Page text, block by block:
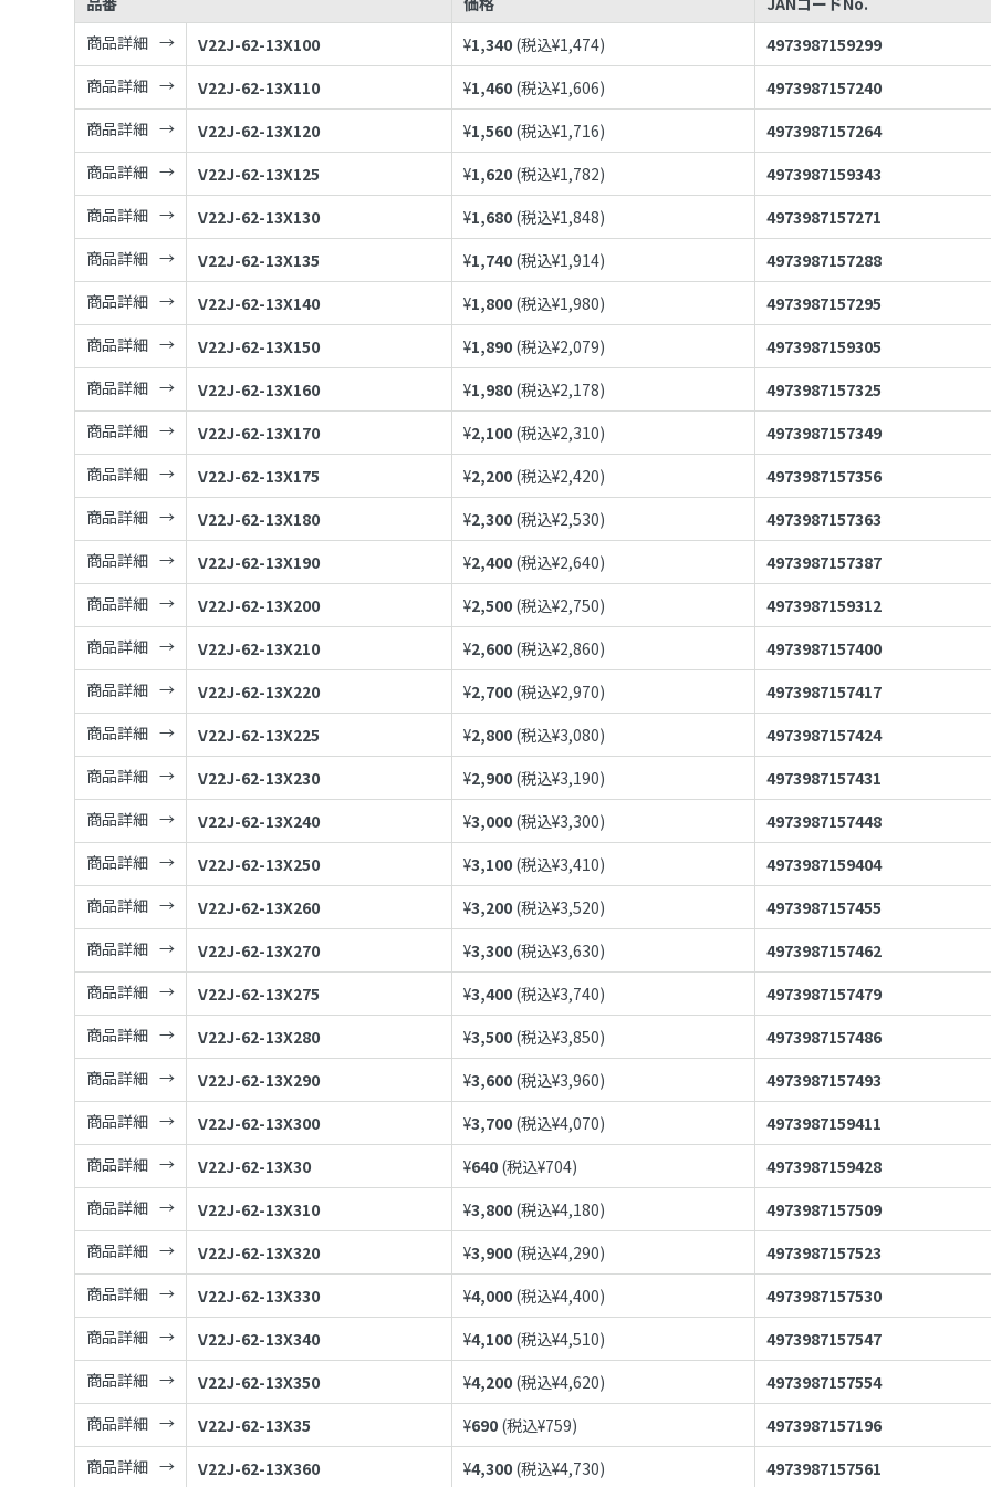
商品詳細
V22J-62-13X100 ¥1,340 (税込¥1,474)
4973987159299
商品詳細
V22J-62-13X110 ¥1,460 (税込¥1,606)
4973987157240
商品詳細
V22J-62-13X120 ¥1,560 (税込¥1,716)
4973987157264
商品詳細
V22J-62-13X125 ¥1,620 (税込¥1,782)
4973987159343
商品詳細
V22J-62-13X130 ¥1,680 (税込¥1,848)
4973987157271
商品詳細
V22J-62-13X135 ¥1,740 (税込¥1,914)
4973987157288
商品詳細
V22J-62-13X140 ¥1,800 (税込¥1,980)
4973987157295
商品詳細
V22J-62-13X150 ¥1,890 (税込¥2,079)
4973987159305
商品詳細
V22J-62-13X160 ¥1,980 (税込¥2,178)
4973987157325
商品詳細
V22J-62-13X170 ¥2,100 (税込¥2,310)
4973987157349
商品詳細
V22J-62-13X175 ¥2,200 (税込¥2,420)
4973987157356
商品詳細
V22J-62-13X180 ¥2,300 (税込¥2,530)
4973987157363
商品詳細
V22J-62-13X190 ¥2,400 (税込¥2,640)
4973987157387
商品詳細
V22J-62-13X200 ¥2,500 (税込¥2,750)
4973987159312
商品詳細
V22J-62-13X210 ¥2,600 (税込¥2,860)
4973987157400
商品詳細
V22J-62-13X220 ¥2,700 (税込¥2,970)
4973987157417
商品詳細
V22J-62-13X225 ¥2,800 (税込¥3,080)
4973987157424
商品詳細
V22J-62-13X230 ¥2,900 (税込¥3,190)
4973987157431
商品詳細
V22J-62-13X240 ¥3,000 (税込¥3,300)
4973987157448
商品詳細
V22J-62-13X250 ¥3,100 (税込¥3,410)
4973987159404
商品詳細
V22J-62-13X260 ¥3,200 (税込¥3,520)
4973987157455
商品詳細
V22J-62-13X270 ¥3,300 (税込¥3,630)
4973987157462
商品詳細
V22J-62-13X275 ¥3,400 (税込¥3,740)
4973987157479
商品詳細
V22J-62-13X280 ¥3,500 (税込¥3,850)
4973987157486
商品詳細
V22J-62-13X290 ¥3,600 (税込¥3,960)
4973987157493
商品詳細
V22J-62-13X300 ¥3,700 (税込¥4,070)
4973987159411
商品詳細
V22J-62-13X30 ¥640 (税込¥704)
4973987159428
商品詳細
V22J-62-13X310 ¥3,800 (税込¥4,180)
4973987157509
商品詳細
V22J-62-13X320 ¥3,900 (税込¥4,290)
4973987157523
商品詳細
V22J-62-13X330 ¥4,000 (税込¥4,400)
4973987157530
商品詳細
V22J-62-13X340 ¥4,100 (税込¥4,510)
4973987157547
商品詳細
V22J-62-13X350 ¥4,200 (税込¥4,620)
4973987157554
商品詳細
V22J-62-13X35 ¥690 (税込¥759)
4973987157196
商品詳細
V22J-62-13X360 ¥4,300 (税込¥4,730) 4973987157561